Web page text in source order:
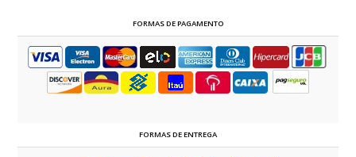
FORMAS DE PAGAMENTO
FORMAS DE ENTREGA